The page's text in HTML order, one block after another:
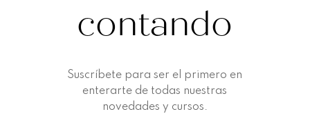
contando
Suscríbete para ser el primero en
enterarte de todas nuestras
novedades y cursos.